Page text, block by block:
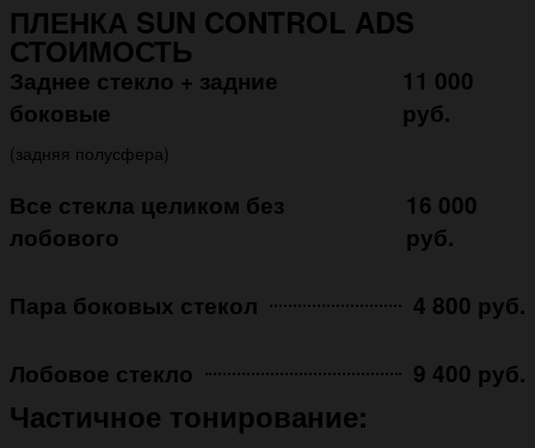
ПЛЕНКА SUN CONTROL ADS
СТОИМОСТЬ
Заднее стекло + задние
боковые
11 000
руб.
(задняя полусфера)
Все стекла целиком без
лобового
16 000
руб.
Пара боковых стекол 4 800 руб.
Лобовое стекло 9 400 руб.
Частичное тонирование: